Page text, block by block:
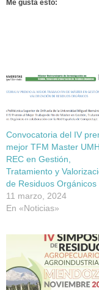
Me gusta esto:
Convocatoria del IV
mejor TFM Master
REC en Gestión,
Tratamiento y
de Residuos Orgánicos
11 marzo, 2024
En «Noticias»